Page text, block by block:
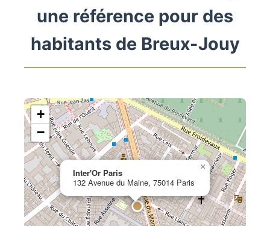
une référence pour des
habitants de Breux-Jouy
Inter'Or Paris
132 Avenue du Maine, 75014 Paris
×
+
−